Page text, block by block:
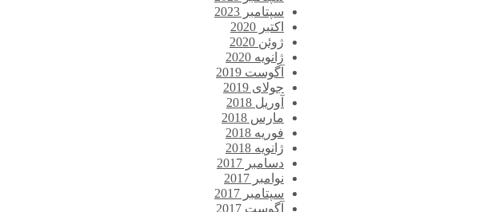
سپتامبر 2023
اکتبر 2020
ژوئن 2020
ژانویه 2020
آگوست 2019
جولای 2019
آوریل 2018
مارس 2018
فوریه 2018
ژانویه 2018
دسامبر 2017
نوامبر 2017
سپتامبر 2017
آگوست 2017